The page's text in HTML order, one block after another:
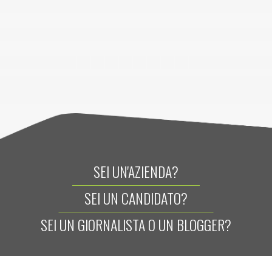
SEI UN'AZIENDA?
SEI UN CANDIDATO?
SEI UN GIORNALISTA O UN BLOGGER?